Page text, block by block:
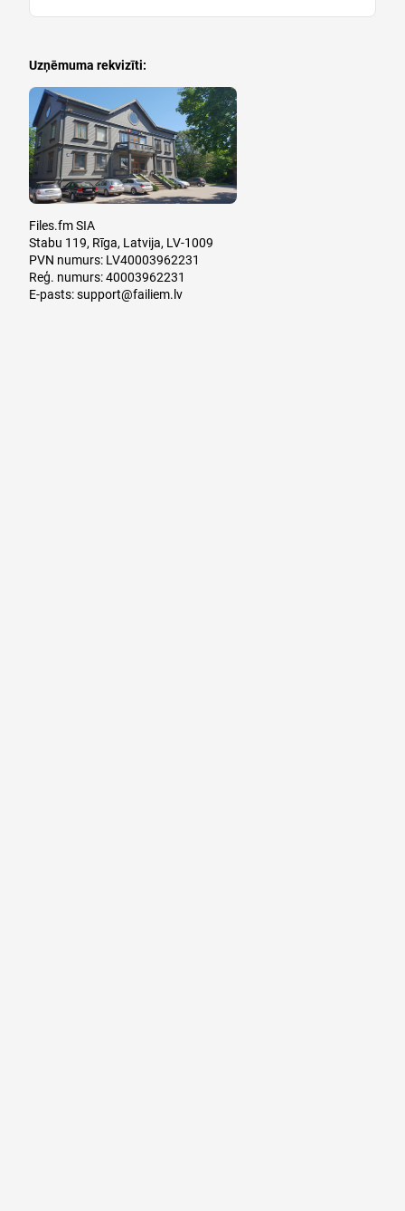
Uzņēmuma rekvizīti:
Files.fm SIA
Stabu 119, Rīga, Latvija, LV-1009
PVN numurs: LV40003962231
Reģ. numurs: 40003962231
E-pasts:support@failiem.lv